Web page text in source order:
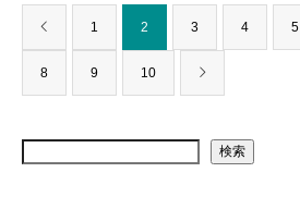
1 2 3 4 5
8 9 10
検索